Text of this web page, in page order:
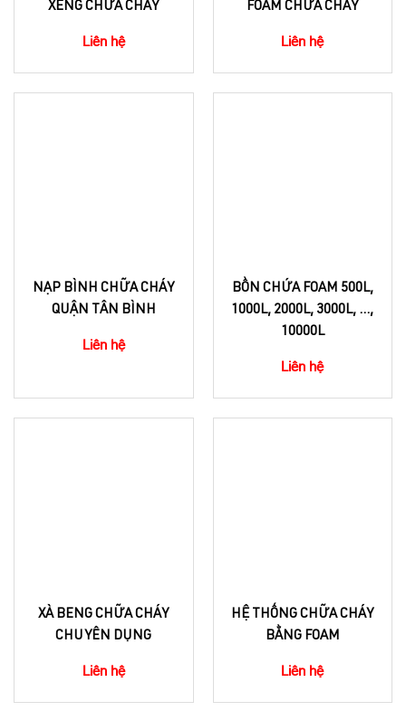
XẺNG CHỮA CHÁY
Liên hệ
FOAM CHỮA CHÁY
Liên hệ
NẠP BÌNH CHỮA CHÁY
QUẬN TÂN BÌNH
Liên hệ
BỒN CHỨA FOAM 500L,
1000L, 2000L, 3000L, ...,
10000L
Liên hệ
XÀ BENG CHỮA CHÁY
CHUYÊN DỤNG
Liên hệ
HỆ THỐNG CHỮA CHÁY
BẰNG FOAM
Liên hệ